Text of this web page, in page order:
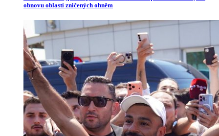
obnovu oblastí zničených ohněm